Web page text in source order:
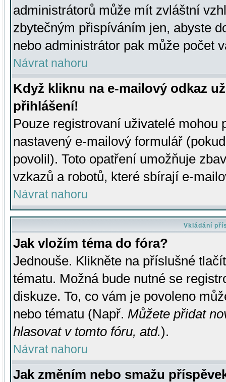
administrátorů může mít zvláštní
zbytečným přispíváním jen, abyste
nebo administrátor pak může počet
Návrat nahoru
Když kliknu na e-mailový odkaz
přihlášení!
Pouze registrovaní uživatelé mohou
nastavený e-mailový formulář
povolil). Toto opatření umožňuje
vzkazů a robotů, které sbírají e-
Návrat nahoru
Vkládání
Jak vložím téma do fóra?
Jednouše. Klikněte na příslušné
tématu. Možná bude nutné se
diskuze. To, co vám je povoleno
nebo tématu (Např. Můžete přidat
hlasovat v tomto fóru, atd.).
Návrat nahoru
Jak změním nebo smažu